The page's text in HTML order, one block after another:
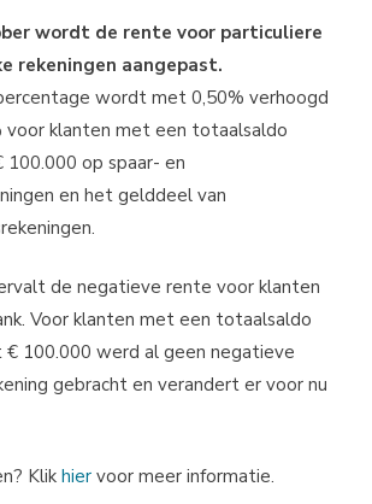
wordt de rente voor particuliere
rekeningen aangepast.
wordt met 0,50% verhoogd
voor klanten met een totaalsaldo
100.000 op spaar- en
en het gelddeel van
de negatieve rente voor klanten
Voor klanten met een totaalsaldo
100.000 werd al geen negatieve
gebracht en verandert er voor nu
Klikhier voor meer informatie.